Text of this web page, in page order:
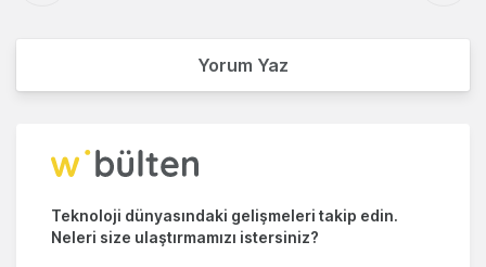
Yorum Yaz
Teknoloji dünyasındaki gelişmeleri takip edin.
Neleri size ulaştırmamızı istersiniz?